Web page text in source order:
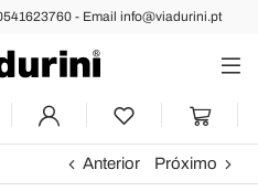
- Email info@viadurini.pt
Anterior Próximo